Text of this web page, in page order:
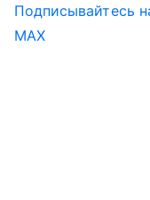
Подписывайтесь
MAX